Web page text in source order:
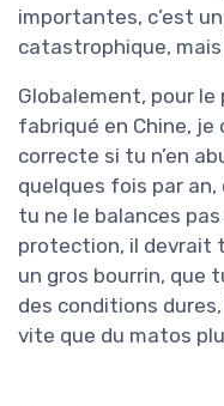
importantes, c’est
catastrophique,
Globalement, pour
fabriqué en Chine,
correcte si tu n’en
quelques fois par
tu ne le balances
protection, il devrait
un gros bourrin, que
des conditions
vite que du matos